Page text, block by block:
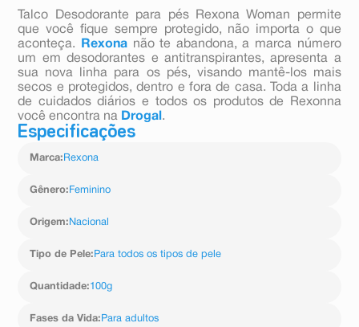
Talco Desodorante para pés Rexona Woman permite
que você fique sempre protegido, não importa o que
aconteça.
Rexona não te abandona, a marca número
um em desodorantes e antitranspirantes, apresenta a
sua nova linha para os pés, visando mantê-los mais
secos e protegidos, dentro e fora de casa. Toda a linha
de cuidados diários e todos os produtos de Rexonna
você encontra na Drogal .
Especificações
Marca: Rexona
Gênero: Feminino
Origem: Nacional
Tipo de Pele: Para todos os tipos de pele
Quantidade:100g
Fases da Vida: Para adultos